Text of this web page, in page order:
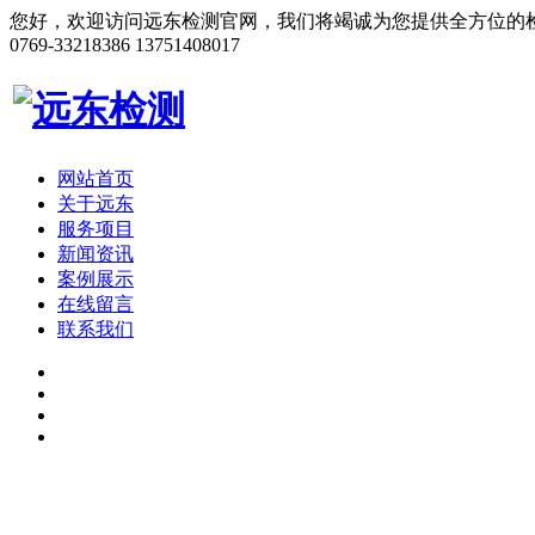
您好，欢迎访问远东检测官网，我们将竭诚为您提供全方位的
0769-33218386 13751408017
网站首页
关于远东
服务项目
新闻资讯
案例展示
在线留言
联系我们